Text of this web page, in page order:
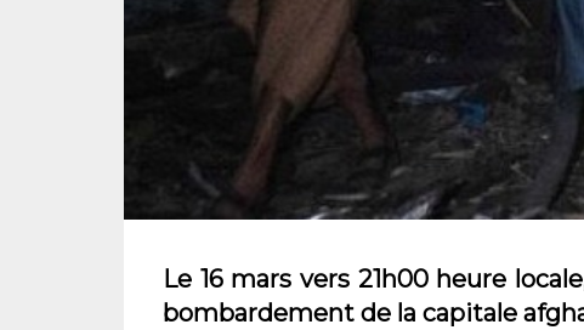
Le 16 mars vers 21h00 heure
bombardement de la capitale